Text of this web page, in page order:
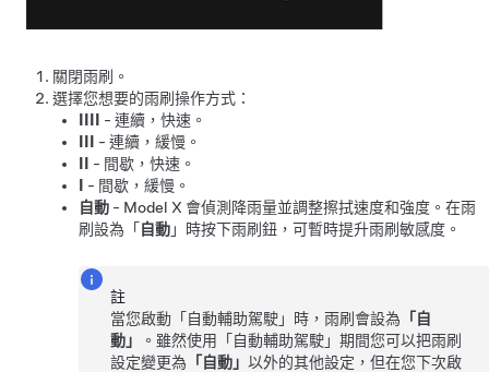
關閉雨刷。
選擇您想要的雨刷操作方式：
- 連續，快速。
- 連續，緩慢。
- 間歇，快速。
- 間歇，緩慢。
自動 - Model X 會偵測降雨量並調整擦拭速度和強度。 在雨
刷設為「 自動」時按下雨刷鈕，可暫時提升雨刷敏感度。
註
當您啟動「 自動輔助駕駛」時，雨刷會設為 「自
動」
。雖然使用「 自動輔助駕駛」期間您可以把雨刷
設定變更為 「自動」以外的其他設定，但在您下次啟